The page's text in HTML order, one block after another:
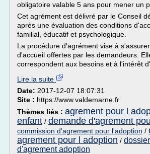
obligatoire valable 5 ans pour mener un
Cet agrément est délivré par le Conseil
après une évaluation des conditions
familial, éducatif et psychologique.
La procédure d'agrément vise à
d'accueil offertes par les demandeurs.
correspondent aux besoins et à l'intérêt
Lire la suite
Date: 2017-12-07 18:07:31
Site : https://www.valdemarne.fr
Thèmes liés : agrement pour l
enfant / demande d'agrement
commission d'agrement pour l'adoption /
agrement pour l adoption /
d'agrement adoption